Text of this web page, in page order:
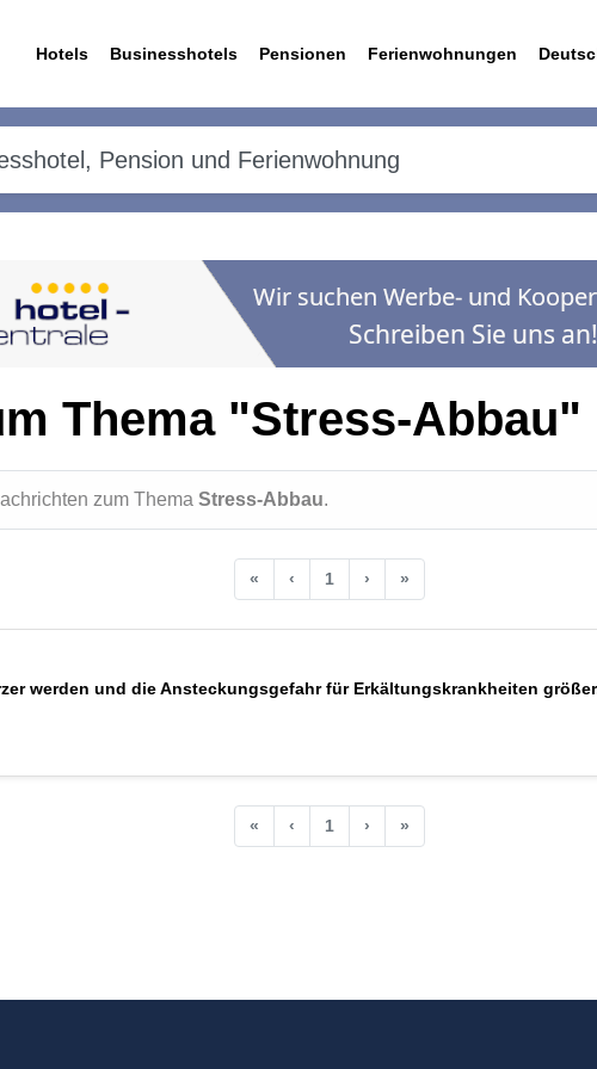
Hotels Businesshotels Pensionen Ferienwohnungen
Thema "Stress-Abbau"
zum Thema Stress-Abbau.
« ‹ 1 › »
werden und die Ansteckungsgefahr für Erkältungskrankheiten
« ‹ 1 › »